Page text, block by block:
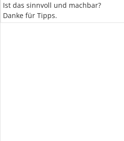
Ist das sinnvoll und machbar?
Danke für Tipps.